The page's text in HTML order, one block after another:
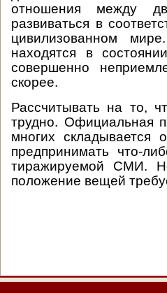
отношения между
развиваться в
цивилизованном
находятся в
совершенно
скорее.
Рассчитывать на то,
трудно. Официальная
многих
предпринимать что-
тиражируемой СМИ.
положение вещей